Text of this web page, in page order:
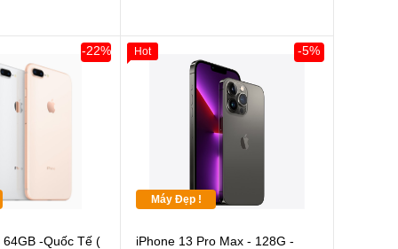
Khách Hàng
Cường lực 10D full
64GB -Quốc Tế (
-22%
Máy Đẹp !
iPhone 13 Pro Max - 128G -
-5%
Hot